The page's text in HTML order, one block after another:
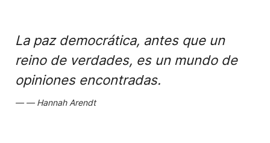
La paz democrática, antes que un
reino de verdades, es un mundo de
opiniones encontradas.
Hannah Arendt